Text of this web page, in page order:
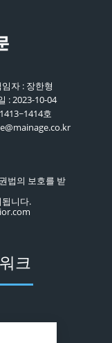
자 : 장한형
: 2023-10-04
호
법의 보호를 받
됩니다.
크